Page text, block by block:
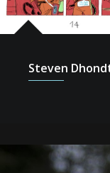
Steven